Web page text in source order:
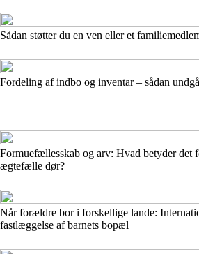
Sådan støtter du en ven eller et
Fordeling af indbo og inventar – sådan
Formuefællesskab og arv: Hvad betyder det
ægtefælle dør?
Når forældre bor i forskellige lande:
fastlæggelse af barnets bopæl